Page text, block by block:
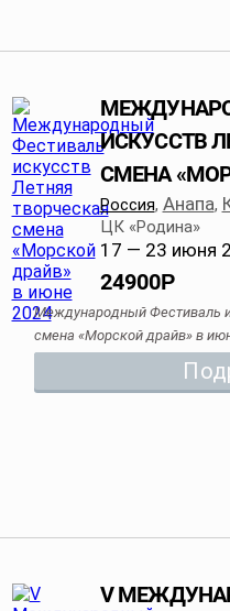
ИСКУССТВ
СМЕНА
Россия, Анапа,
ЦК «Родина»
17 — 23 июня
24900Р
Международный Фестиваль
смена «Морской драйв» в
V